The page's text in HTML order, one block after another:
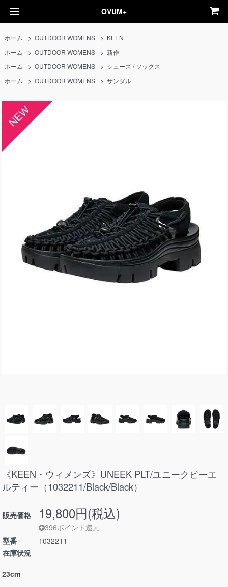
OVUM+
ホーム >OUTDOOR WOMENS > KEEN
ホーム
>OUTDOOR WOMENS > 新作
ホーム
>OUTDOOR WOMENS > シューズ / ソックス
ホーム
>OUTDOOR WOMENS >サンダル
NEW
《KEEN・ウィメンズ》UNEEK PLT/ユニークピーエ
ルティー（1032211/Black/Black）
販売価格 19,800円(税込)
396ポイント還元
型番
1032211
在庫状況
23cm